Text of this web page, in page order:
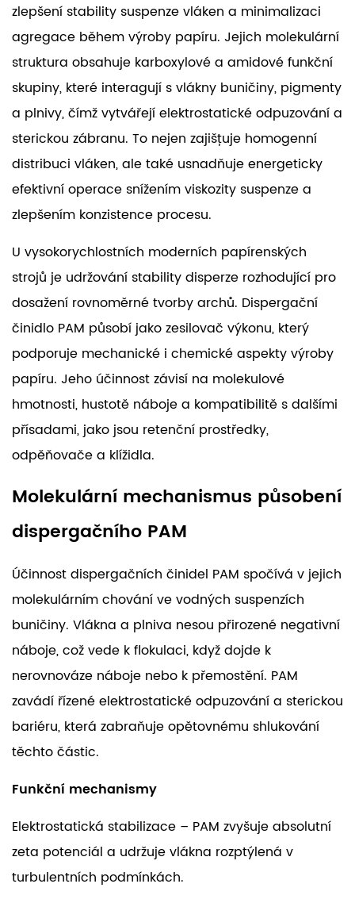
zlepšení stability suspenze vláken a minimalizaci
agregace během výroby papíru. Jejich molekulární
struktura obsahuje karboxylové a amidové funkční
skupiny, které interagují s vlákny buničiny, pigmenty
a plnivy, čímž vytvářejí elektrostatické odpuzování a
sterickou zábranu. To nejen zajišťuje homogenní
distribuci vláken, ale také usnadňuje energeticky
efektivní operace snížením viskozity suspenze a
zlepšením konzistence procesu.
U vysokorychlostních moderních papírenských
strojů je udržování stability disperze rozhodující pro
dosažení rovnoměrné tvorby archů. Dispergační
činidlo PAM působí jako zesilovač výkonu, který
podporuje mechanické i chemické aspekty výroby
papíru. Jeho účinnost závisí na molekulové
hmotnosti, hustotě náboje a kompatibilitě s dalšími
přísadami, jako jsou retenční prostředky,
odpěňovače a klížidla.
Molekulární mechanismus působení
dispergačního PAM
Účinnost dispergačních činidel PAM spočívá v jejich
molekulárním chování ve vodných suspenzích
buničiny. Vlákna a plniva nesou přirozené negativní
náboje, což vede k flokulaci, když dojde k
nerovnováze náboje nebo k přemostění. PAM
zavádí řízené elektrostatické odpuzování a sterickou
bariéru, která zabraňuje opětovnému shlukování
těchto částic.
Funkční mechanismy
Elektrostatická stabilizace – PAM zvyšuje absolutní
zeta potenciál a udržuje vlákna rozptýlená v
turbulentních podmínkách.